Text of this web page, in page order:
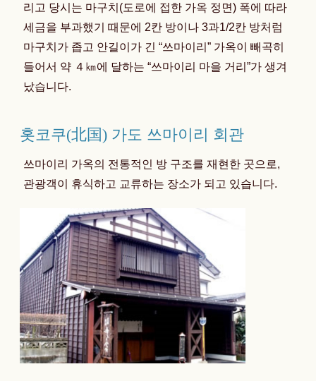
리고 당시는 마구치(도로에 접한 가옥 정면) 폭에 따라
세금을 부과했기 때문에 2칸 방이나 3과1/2칸 방처럼
마구치가 좁고 안길이가 긴 “쓰마이리” 가옥이 빼곡히
들어서 약 ４㎞에 달하는 “쓰마이리 마을 거리”가 생겨
났습니다.
홋코쿠(北国) 가도 쓰마이리 회관
쓰마이리 가옥의 전통적인 방 구조를 재현한 곳으로,
관광객이 휴식하고 교류하는 장소가 되고 있습니다.